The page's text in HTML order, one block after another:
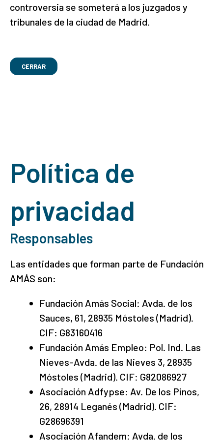
controversia se someterá a los juzgados y
tribunales de la ciudad de Madrid.
CERRAR
Política de
privacidad
Responsables
Las entidades que forman parte de Fundación
AMÁS son:
Fundación Amás Social: Avda. de los
Sauces, 61, 28935 Móstoles (Madrid).
CIF: G83160416
Fundación Amás Empleo: Pol. Ind. Las
Nieves-Avda. de las Nieves 3, 28935
Móstoles (Madrid). CIF: G82086927
Asociación Adfypse: Av. De los Pinos,
26, 28914 Leganés (Madrid). CIF:
G28696391
Asociación Afandem: Avda. de los